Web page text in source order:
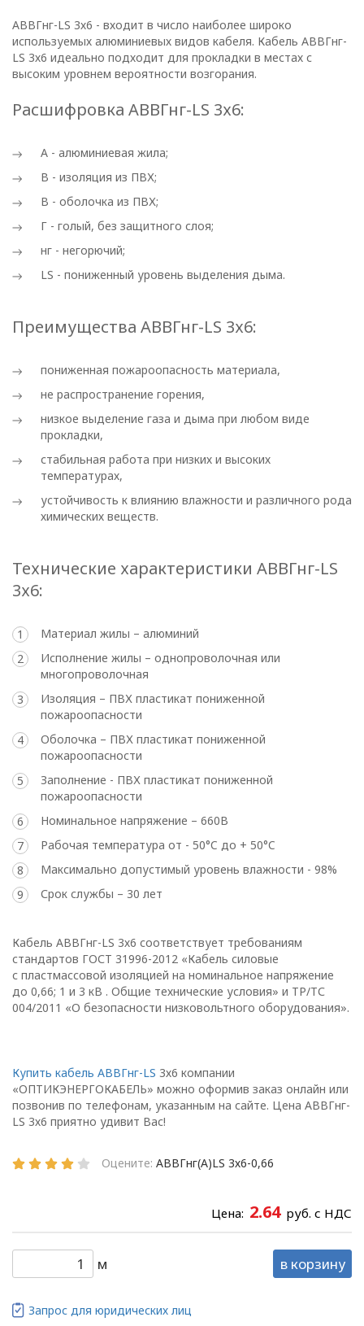
АВВГнг-LS 3х6 - входит в число наиболее широко
используемых алюминиевых видов кабеля. Кабель АВВГнг-
LS 3х6 идеально подходит для прокладки в местах с
высоким уровнем вероятности возгорания.
Расшифровка АВВГнг-LS 3х6:
А - алюминиевая жила;
В - изоляция из ПВХ;
В - оболочка из ПВХ;
Г - голый, без защитного слоя;
нг - негорючий;
LS - пониженный уровень выделения дыма.
Преимущества АВВГнг-LS 3х6:
пониженная пожароопасность материала,
не распространение горения,
низкое выделение газа и дыма при любом виде
прокладки,
стабильная работа при низких и высоких
температурах,
устойчивость к влиянию влажности и различного рода
химических веществ.
Технические характеристики АВВГнг-LS
3х6:
Материал жилы – алюминий
Исполнение жилы – однопроволочная или
многопроволочная
Изоляция – ПВХ пластикат пониженной
пожароопасности
Оболочка – ПВХ пластикат пониженной
пожароопасности
Заполнение - ПВХ пластикат пониженной
пожароопасности
Номинальное напряжение – 660В
Рабочая температура от - 50°C до + 50°C
Максимально допустимый уровень влажности - 98%
Срок службы – 30 лет
Кабель АВВГнг-LS 3х6 соответствует требованиям
стандартов ГОСТ 31996-2012 «Кабель силовые
с пластмассовой изоляцией на номинальное напряжение
до 0,66; 1 и 3 кВ . Общие технические условия» и ТР/ТС
004/2011 «О безопасности низковольтного оборудования».
Купить кабель АВВГнг-LS 3х6 компании
«ОПТИКЭНЕРГОКАБЕЛЬ» можно оформив заказ онлайн или
позвонив по телефонам, указанным на сайте. Цена АВВГнг-
LS 3х6 приятно удивит Вас!
Оцените: АВВГнг(А)LS 3х6-0,66
Цена: 2.64 руб. с НДС
м в корзину
Запрос для юридических лиц
ПОЛИТИКА
ОПЕРАТОРА
В
отношении
обработки
данных
ответственностью
«ОПТИКЭНЕРГОКАБЕЛЬ»
УТВЕРЖДАЮ
Директор ООО
«ОПТИКЭНЕРГОКАБЕЛЬ»
В.А. Прокопчук _________​
г. Минск
Глава 1
Общие
положения
1.1. Настоящая политика в
отношении обработки
персональных данных
в ООО
определяет
цели, принципы, способы,
условия обработки
персональных данных,
персональных данных,
ООО «ОПТИКЭНЕРГОКАБЕЛЬ».
1.2. Политика в
отношении персональных
учетом требований